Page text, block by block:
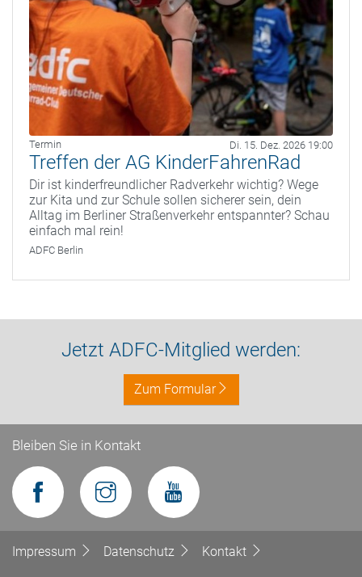
Termin Di. 15. Dez. 2026 19:00
Treffen der AG KinderFahrenRad
Dir ist kinderfreundlicher Radverkehr wichtig? Wege
zur Kita und zur Schule sollen sicherer sein, dein
Alltag im Berliner Straßenverkehr entspannter? Schau
einfach mal rein!
ADFC Berlin
Jetzt ADFC-Mitglied werden:
Zum Formular
Bleiben Sie in Kontakt
Impressum Datenschutz Kontakt